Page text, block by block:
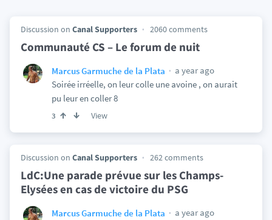
Discussion on Canal Supporters 2060 comments
Communauté CS – Le forum de nuit
Marcus Garmuche de la Plata
a year ago
Soirée irréelle, on leur colle une avoine , on aurait
pu leur en coller 8
3 View
Discussion on Canal Supporters 262 comments
LdC:Une parade prévue sur les Champs-
Elysées en cas de victoire du PSG
Marcus Garmuche de la Plata
a year ago